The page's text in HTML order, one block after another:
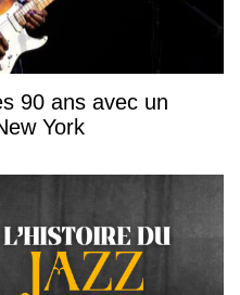
90 ans avec un
York